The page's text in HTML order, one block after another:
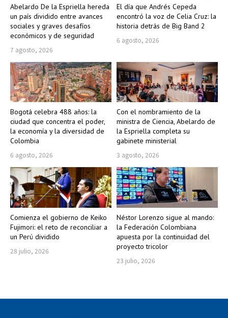
Abelardo De la Espriella hereda
un país dividido entre avances
sociales y graves desafíos
económicos y de seguridad
7 agosto, 2026
El día que Andrés Cepeda
encontró la voz de Celia Cruz: la
historia detrás de Big Band 2
6 agosto, 2026
Bogotá celebra 488 años: la
ciudad que concentra el poder,
la economía y la diversidad de
Colombia
6 agosto, 2026
Con el nombramiento de la
ministra de Ciencia, Abelardo de
la Espriella completa su
gabinete ministerial
3 agosto, 2026
Comienza el gobierno de Keiko
Fujimori: el reto de reconciliar a
un Perú dividido
28 julio, 2026
Néstor Lorenzo sigue al mando:
la Federación Colombiana
apuesta por la continuidad del
proyecto tricolor
23 julio, 2026